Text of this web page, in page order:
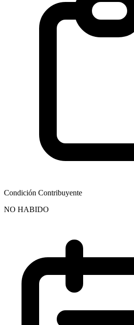
Condición Contribuyente
NO HABIDO